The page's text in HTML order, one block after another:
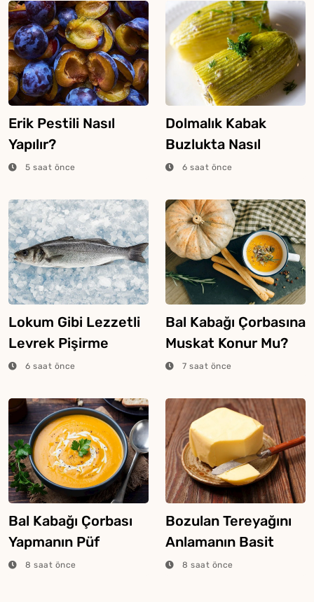
Erik Pestili Nasıl
Yapılır?
5 saat önce
Dolmalık Kabak
Buzlukta Nasıl
Saklanır?
6 saat önce
Lokum Gibi Lezzetli
Levrek Pişirme
Tüyosu
6 saat önce
Bal Kabağı Çorbasına
Muskat Konur Mu?
7 saat önce
Bal Kabağı Çorbası
Yapmanın Püf
Noktaları
8 saat önce
Bozulan Tereyağını
Anlamanın Basit
Yolları
8 saat önce